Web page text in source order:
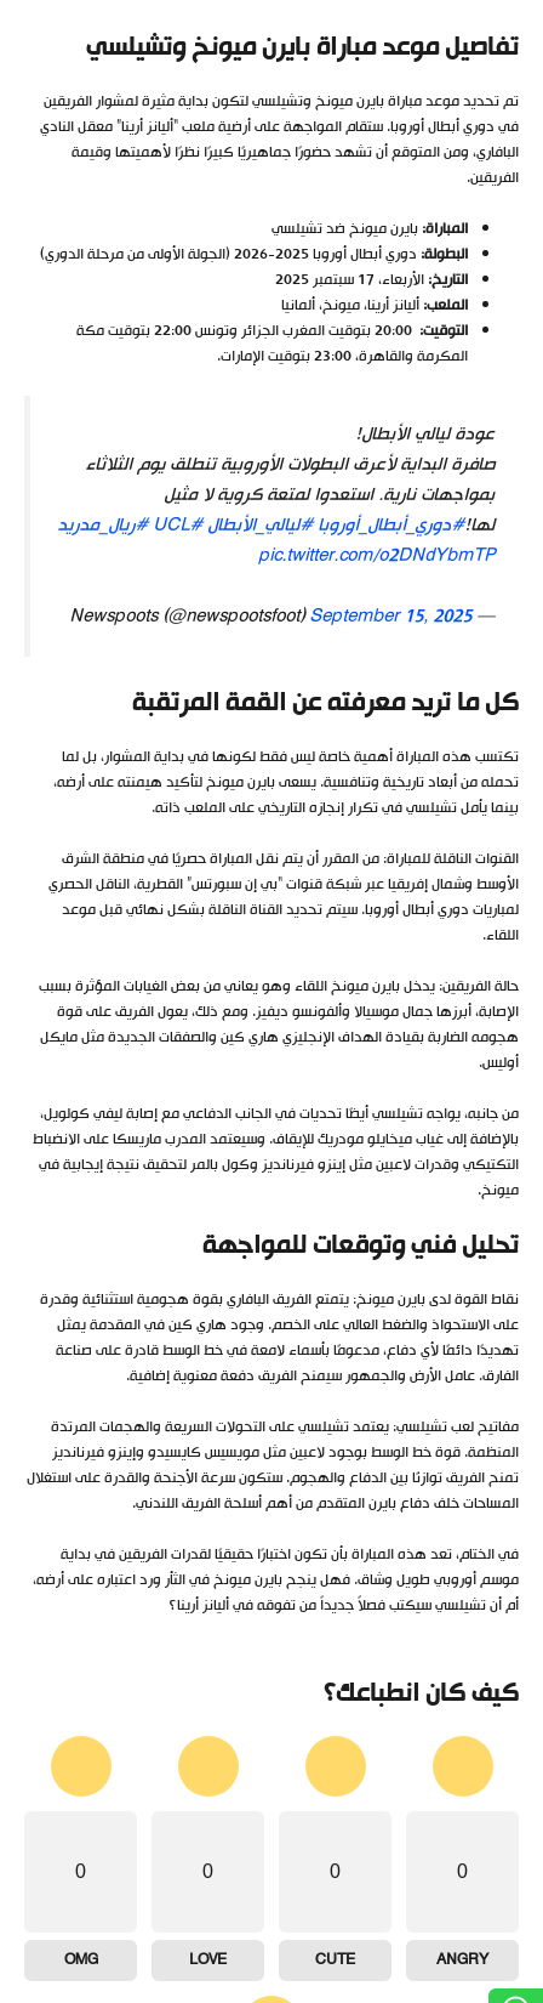
تفاصيل موعد مباراة بايرن ميونخ وتشيلسي
تم تحديد موعد مباراة بايرن ميونخ وتشيلسي لتكون بداية مثيرة لمشوار الفريقين
في دوري أبطال أوروبا. ستقام المواجهة على أرضية ملعب “أليانز أرينا” معقل النادي
البافاري، ومن المتوقع أن تشهد حضورًا جماهيريًا كبيرًا نظرًا لأهميتها وقيمة
الفريقين.
المباراة:بايرن ميونخ ضد تشيلسي
البطولة: دوري أبطال أوروبا 2025-2026 (الجولة الأولى من مرحلة الدوري)
التاريخ:الأربعاء، 17 سبتمبر 2025
الملعب:أليانز أرينا، ميونخ، ألمانيا
التوقيت:
20:00 بتوقيت المغرب الجزائر وتونس 22:00 بتوقيت مكة
المكرمة والقاهرة، 23:00 بتوقيت الإمارات.
عودة ليالي الأبطال!
صافرة البداية لأعرق البطولات الأوروبية تنطلق يوم الثلاثاء
بمواجهات نارية. استعدوا لمتعة كروية لا مثيل
لها!#دوري_أبطال_أوروبا#ليالي_الأبطال#UCL
#ريال_مدريد
pic.twitter.com/o2DNdYbmTP
— Newspoots (@newspootsfoot)
September 15, 2025
كل ما تريد معرفته عن القمة المرتقبة
تكتسب هذه المباراة أهمية خاصة ليس فقط لكونها في بداية المشوار، بل لما
تحمله من أبعاد تاريخية وتنافسية. يسعى بايرن ميونخ لتأكيد هيمنته على أرضه،
بينما يأمل تشيلسي في تكرار إنجازه التاريخي على الملعب ذاته.
القنوات الناقلة للمباراة: من المقرر أن يتم نقل المباراة حصريًا في منطقة الشرق
الأوسط وشمال إفريقيا عبر شبكة قنوات “بي إن سبورتس” القطرية، الناقل الحصري
لمباريات دوري أبطال أوروبا. سيتم تحديد القناة الناقلة بشكل نهائي قبل موعد
اللقاء.
حالة الفريقين: يدخل بايرن ميونخ اللقاء وهو يعاني من بعض الغيابات المؤثرة بسبب
الإصابة، أبرزها جمال موسيالا وألفونسو ديفيز. ومع ذلك، يعول الفريق على قوة
هجومه الضاربة بقيادة الهداف الإنجليزي هاري كين والصفقات الجديدة مثل مايكل
أوليس.
من جانبه، يواجه تشيلسي أيضًا تحديات في الجانب الدفاعي مع إصابة ليفي كولويل،
بالإضافة إلى غياب ميخايلو مودريك للإيقاف. وسيعتمد المدرب ماريسكا على الانضباط
التكتيكي وقدرات لاعبين مثل إينزو فيرنانديز وكول بالمر لتحقيق نتيجة إيجابية في
ميونخ.
تحليل فني وتوقعات للمواجهة
نقاط القوة لدى بايرن ميونخ: يتمتع الفريق البافاري بقوة هجومية استثنائية وقدرة
على الاستحواذ والضغط العالي على الخصم. وجود هاري كين في المقدمة يمثل
تهديدًا دائمًا لأي دفاع، مدعومًا بأسماء لامعة في خط الوسط قادرة على صناعة
الفارق. عامل الأرض والجمهور سيمنح الفريق دفعة معنوية إضافية.
مفاتيح لعب تشيلسي: يعتمد تشيلسي على التحولات السريعة والهجمات المرتدة
المنظمة. قوة خط الوسط بوجود لاعبين مثل مويسيس كايسيدو وإينزو فيرنانديز
تمنح الفريق توازنًا بين الدفاع والهجوم. ستكون سرعة الأجنحة والقدرة على استغلال
المساحات خلف دفاع بايرن المتقدم من أهم أسلحة الفريق اللندني.
في الختام، تعد هذه المباراة بأن تكون اختبارًا حقيقيًا لقدرات الفريقين في بداية
موسم أوروبي طويل وشاق. فهل ينجح بايرن ميونخ في الثأر ورد اعتباره على أرضه،
أم أن تشيلسي سيكتب فصلاً جديداً من تفوقه في أليانز أرينا؟
كيف كان انطباعك؟
0
ANGRY
0
CUTE
0
LOVE
0
OMG